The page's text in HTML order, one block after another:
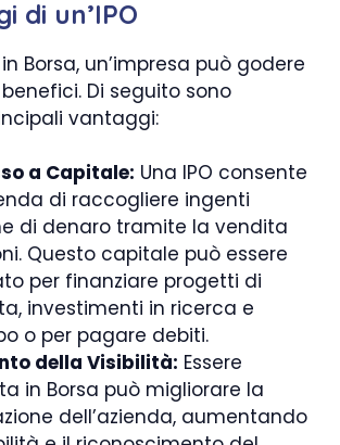
di un’IPO
Borsa, un’impresa può godere
Di seguito sono
vantaggi:
a Capitale: Una IPO consente
di raccogliere ingenti
di denaro tramite la vendita
Questo capitale può essere
per finanziare progetti di
investimenti in ricerca e
o per pagare debiti.
della Visibilità: Essere
in Borsa può migliorare la
dell’azienda, aumentando